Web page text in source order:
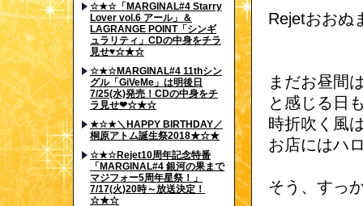
☆★☆「MARGINAL#4 Starry
Lover vol.6 アール」＆
LAGRANGE POINT「シンギ
ュラリティ」CDの中身をチラ
見せ♥☆★☆
☆★☆MARGINAL#4 11thシン
グル「GiVeMe」は明後日
7/25(水)発売！CDの中身をチ
ラ見せ❤☆★☆
★☆★＼HAPPY BIRTHDAY／
桐原アトム誕生祭2018★☆★
☆★☆Rejet10周年記念特番
「MARGINAL#4 銀河の果まで
マジフォー5周年星祭！」
7/17(火)20時～放送決定！
☆★☆
Rejetおおぬ
まだお昼間
と感じる日
時折吹く風
お店にはハ
そう、すっ